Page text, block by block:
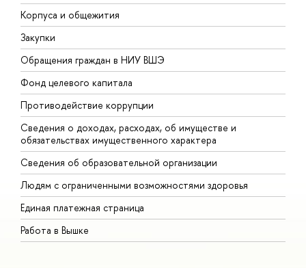
Корпуса и общежития
Закупки
Обращения граждан в НИУ ВШЭ
Фонд целевого капитала
Противодействие коррупции
Сведения о доходах, расходах, об имуществе и
обязательствах имущественного характера
Сведения об образовательной организации
Людям с ограниченными возможностями здоровья
Единая платежная страница
Работа в Вышке